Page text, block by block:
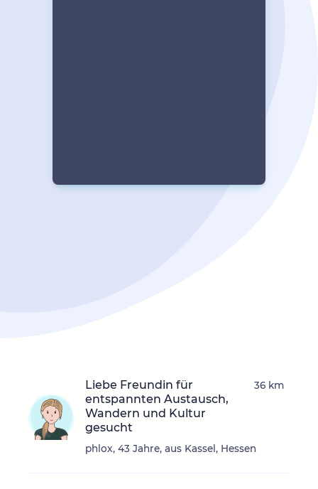
Liebe Freundin für
entspannten Austausch,
Wandern und Kultur
gesucht
phlox, 43 Jahre, aus Kassel, Hessen
36 km